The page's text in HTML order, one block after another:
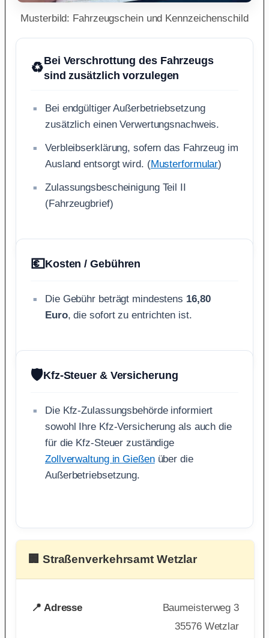
Musterbild: Fahrzeugschein und Kennzeichenschild
♻️Bei Verschrottung des Fahrzeugs
sind zusätzlich vorzulegen
Bei endgültiger Außerbetriebsetzung
zusätzlich einen Verwertungsnachweis.
Verbleibserklärung, sofern das Fahrzeug im
Ausland entsorgt wird. (Musterformular)
Zulassungsbescheinigung Teil II
(Fahrzeugbrief)
💶Kosten / Gebühren
Die Gebühr beträgt mindestens 16,80
Euro, die sofort zu entrichten ist.
🛡️Kfz-Steuer & Versicherung
Die Kfz-Zulassungsbehörde informiert
sowohl Ihre Kfz-Versicherung als auch die
für die Kfz-Steuer zuständige
Zollverwaltung in Gießenüber die
Außerbetriebsetzung.
🏢 Straßenverkehrsamt Wetzlar
📍 Adresse
Baumeisterweg 3
35576 Wetzlar